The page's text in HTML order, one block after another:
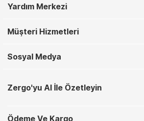
Yardım Merkezi
Müşteri Hizmetleri
Sosyal Medya
Zergo'yu AI İle Özetleyin
Ödeme Ve Kargo